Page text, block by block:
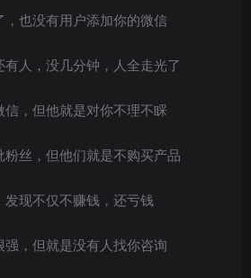
也没有用户添加你的微信
人，没几分钟，人全走光了
，但他就是对你不理不睬
丝，但他们就是不购买产品
现不仅不赚钱，还亏钱
，但就是没有人找你咨询